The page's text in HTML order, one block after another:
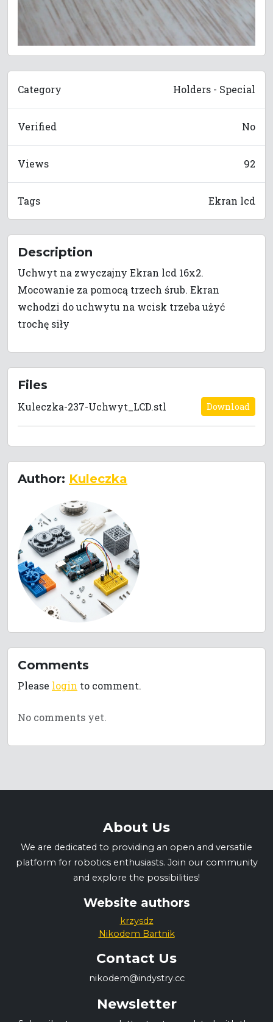
Category Holders - Special
Verified No
Views 92
Tags Ekran lcd
Description
Uchwyt na zwyczajny Ekran lcd 16x2.
Mocowanie za pomocą trzech śrub. Ekran
wchodzi do uchwytu na wcisk trzeba użyć
trochę siły
Files
Kuleczka-237-Uchwyt_LCD.stl Download
Author: Kuleczka
Comments
Please login to comment.
No comments yet.
About Us
We are dedicated to providing an open and versatile
platform for robotics enthusiasts. Join our community
and explore the possibilities!
Website authors
krzysdz
Nikodem Bartnik
Contact Us
nikodem@indystry.cc
Newsletter